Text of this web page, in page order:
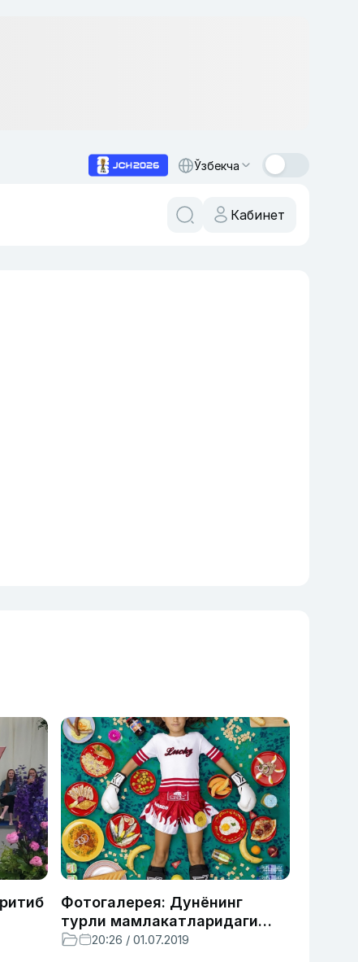
Ўзбекча
Кабинет
Фотогалерея: Дунёнинг
турли мамлакатларидаги
болалар нима билан
20:26 / 01.07.2019